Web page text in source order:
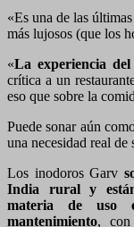
«Es una de las
más lujosos (que los
«La experiencia del
crítica a un
eso que sobre la
Puede sonar aún
una necesidad real de
Los inodoros Garv
India rural y
materia de uso
mantenimiento, con